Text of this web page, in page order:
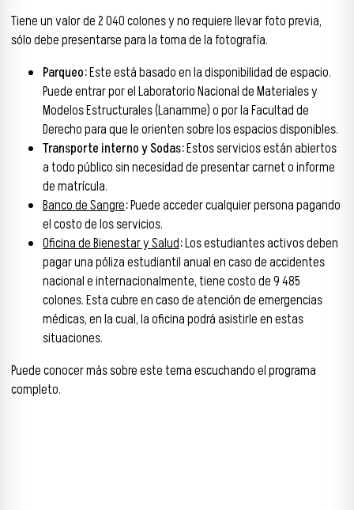
Tiene un valor de 2 040 colones y no requiere llevar foto previa,
sólo debe presentarse para la toma de la fotografía.
Parqueo:Este está basado en la disponibilidad de espacio.
Puede entrar por el Laboratorio Nacional de Materiales y
Modelos Estructurales (Lanamme) o por la Facultad de
Derecho para que le orienten sobre los espacios disponibles.
Transporte interno y Sodas:Estos servicios están abiertos
a todo público sin necesidad de presentar carnet o informe
de matrícula.
Banco de Sangre:Puede acceder cualquier persona pagando
el costo de los servicios.
Oficina de Bienestar y Salud:Los estudiantes activos deben
pagar una póliza estudiantil anual en caso de accidentes
nacional e internacionalmente, tiene costo de 9 485
colones. Esta cubre en caso de atención de emergencias
médicas, en la cual, la oficina podrá asistirle en estas
situaciones.
Puede conocer más sobre este tema escuchando el programa
completo.